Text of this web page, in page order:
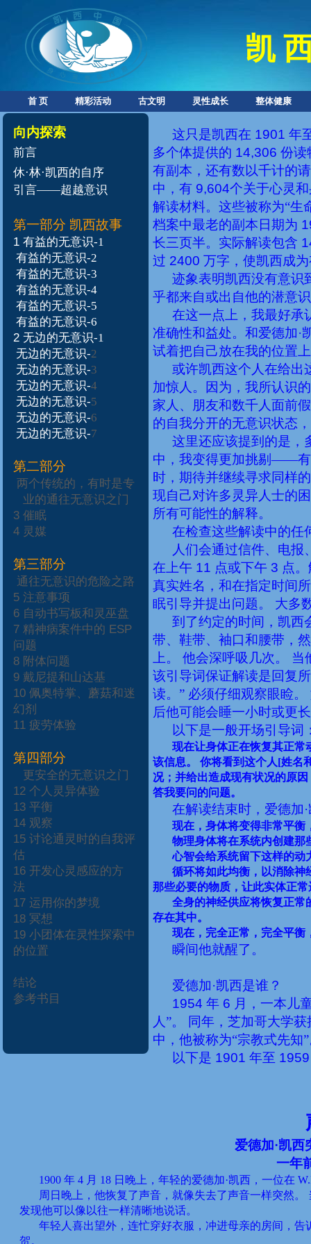
凯
首 页 精彩活动 古文明 灵性成长 整体健康
向内探索
前言
休·林·凯西的自序
引言——超越意识
第一部分 凯西故事
1 有益的无意识-1
有益的无意识-2
有益的无意识-3
有益的无意识-4
有益的无意识-5
有益的无意识-6
2 无边的无意识-1
无边的无意识-2
无边的无意识-3
无边的无意识-4
无边的无意识-5
无边的无意识-6
无边的无意识-7
第二部分
两个传统的，有时是专
业的通往无意识之门
3 催眠
4 灵媒
第三部分
通往无意识的危险之路
5 注意事项
6 自动书写板和灵巫盘
7 精神病案件中的 ESP
问题
8 附体问题
9 戴尼提和山达基
10 佩奥特掌、蘑菇和迷
幻剂
11 疲劳体验
第四部分
更安全的无意识之门
12 个人灵异体验
13 平衡
14 观察
15 讨论通灵时的自我评
估
16 开发心灵感应的方
法
17 运用你的梦境
18 冥想
19 小团体在灵性探索中
的位置
结论
参考书目
这只是凯西在 1901 年
多个体提供的 14,306 份读
有副本，还有数以千计的
中，有 9,604个关于心灵
解读材料。这些被称为“生
档案中最老的副本日期为
长三页半。实际解读包含
过 2400 万字，使凯西成
迹象表明凯西没有意识
乎都来自或出自他的潜意
在这一点上，我最好承
准确性和益处。和爱德加·
试着把自己放在我的位置
或许凯西这个人在给出
加惊人。因为，我所认识
家人、朋友和数千人面前
的自我分开的无意识状态
这里还应该提到的是，
中，我变得更加挑剔——
时，期待并继续寻求同样
现自己对许多灵异人士的
所有可能性的解释。
在检查这些解读中的任
人们会通过信件、电
在上午 11 点或下午 3 点
真实姓名，和在指定时间
眠引导并提出问题。
大多
到了约定的时间，凯西
带、鞋带、袖口和腰带，
上。
他会深呼吸几次。
当
该引导词保证解读是回复
读。” 必须仔细观察眼睑。
后他可能会睡一小时或更
以下是一般开场引导词
现在让身体正在恢复其正常
该信息。 你将看到这个人[姓名
况；并给出造成现有状况的原
答我要问的问题。
在解读结束时，爱德加
现在，身体将变得非常平衡
物理身体将在系统内创建那
心智会给系统留下这样的动
循环将如此均衡，以消除神
那些必要的物质，让此实体正常
全身的神经供应将恢复正常
存在其中。
现在，完全正常，完全平衡
瞬间他就醒了。
爱德加·凯西是谁？
1954 年 6 月，一本儿
人”。
同年，芝加哥大学
中，他被称为“宗教式先知
以下是 1901 年至
爱德加·凯
一年
1900 年 4 月 18 日晚上，年轻的爱德加·凯西，一位在
周日晚上，他恢复了声音，就像失去了声音一样突然
发现他可以像以往一样清晰地说话。
年轻人喜出望外，连忙穿好衣服，冲进母亲的房间，
贺。